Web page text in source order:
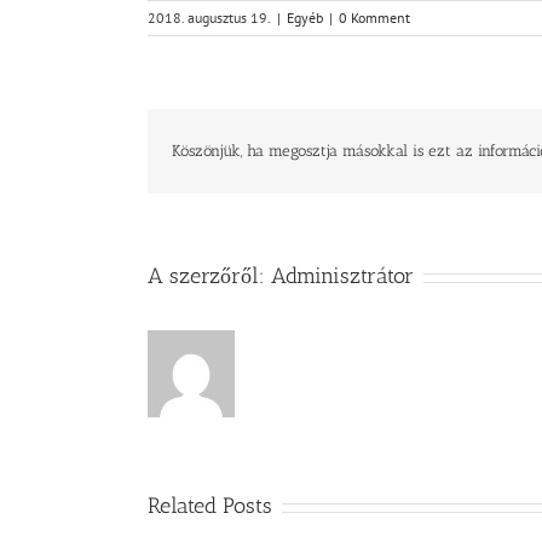
2018. augusztus 19. | Egyéb | 0 Komment
Köszönjük, ha megosztja másokkal is ezt az
A szerzőről: Adminisztrátor
Related Posts